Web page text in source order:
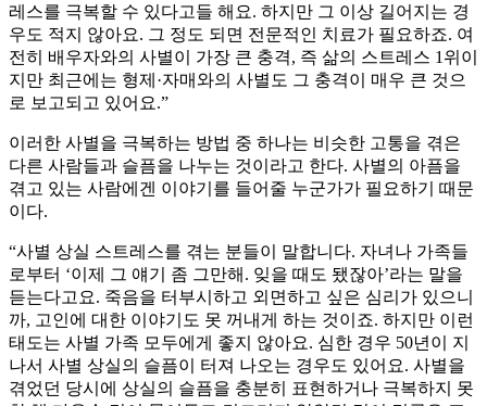
레스를 극복할 수 있다고들 해요. 하지만 그 이상 길어지는 경
우도 적지 않아요. 그 정도 되면 전문적인 치료가 필요하죠. 여
전히 배우자와의 사별이 가장 큰 충격, 즉 삶의 스트레스 1위이
지만 최근에는 형제·자매와의 사별도 그 충격이 매우 큰 것으
로 보고되고 있어요.”
이러한 사별을 극복하는 방법 중 하나는 비슷한 고통을 겪은
다른 사람들과 슬픔을 나누는 것이라고 한다. 사별의 아픔을
겪고 있는 사람에겐 이야기를 들어줄 누군가가 필요하기 때문
이다.
“사별 상실 스트레스를 겪는 분들이 말합니다. 자녀나 가족들
로부터 ‘이제 그 얘기 좀 그만해. 잊을 때도 됐잖아’라는 말을
듣는다고요. 죽음을 터부시하고 외면하고 싶은 심리가 있으니
까, 고인에 대한 이야기도 못 꺼내게 하는 것이죠. 하지만 이런
태도는 사별 가족 모두에게 좋지 않아요. 심한 경우 50년이 지
나서 사별 상실의 슬픔이 터져 나오는 경우도 있어요. 사별을
겪었던 당시에 상실의 슬픔을 충분히 표현하거나 극복하지 못